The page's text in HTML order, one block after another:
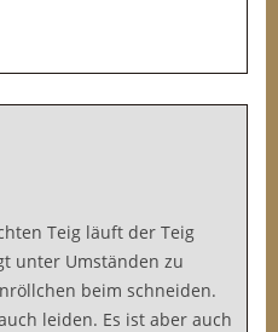
Teig läuft der Teig
unter Umständen zu
beim schneiden.
leiden. Es ist aber auch